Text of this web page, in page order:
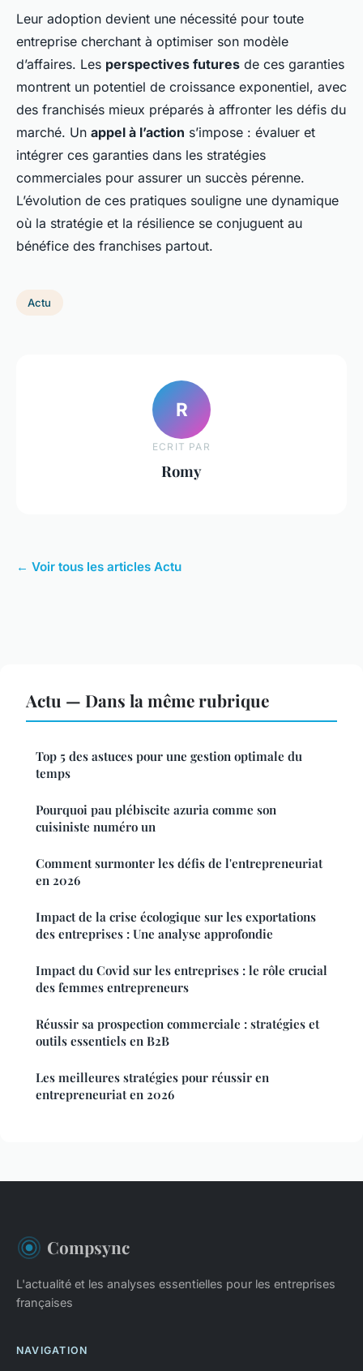
Leur adoption devient une nécessité pour toute
entreprise cherchant à optimiser son modèle
d’affaires. Les perspectives futures de ces garanties
montrent un potentiel de croissance exponentiel, avec
des franchisés mieux préparés à affronter les défis du
marché. Un appel à l’action s’impose : évaluer et
intégrer ces garanties dans les stratégies
commerciales pour assurer un succès pérenne.
L’évolution de ces pratiques souligne une dynamique
où la stratégie et la résilience se conjuguent au
bénéfice des franchises partout.
Actu
R
ECRIT PAR
Romy
← Voir tous les articles Actu
Actu — Dans la même rubrique
Top 5 des astuces pour une gestion optimale du
temps
Pourquoi pau plébiscite azuria comme son
cuisiniste numéro un
Comment surmonter les défis de l'entrepreneuriat
en 2026
Impact de la crise écologique sur les exportations
des entreprises : Une analyse approfondie
Impact du Covid sur les entreprises : le rôle crucial
des femmes entrepreneurs
Réussir sa prospection commerciale : stratégies et
outils essentiels en B2B
Les meilleures stratégies pour réussir en
entrepreneuriat en 2026
Compsync
L'actualité et les analyses essentielles pour les entreprises
françaises
NAVIGATION